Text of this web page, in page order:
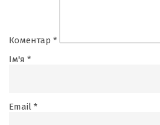
Коментар *
Ім'я *
Email *